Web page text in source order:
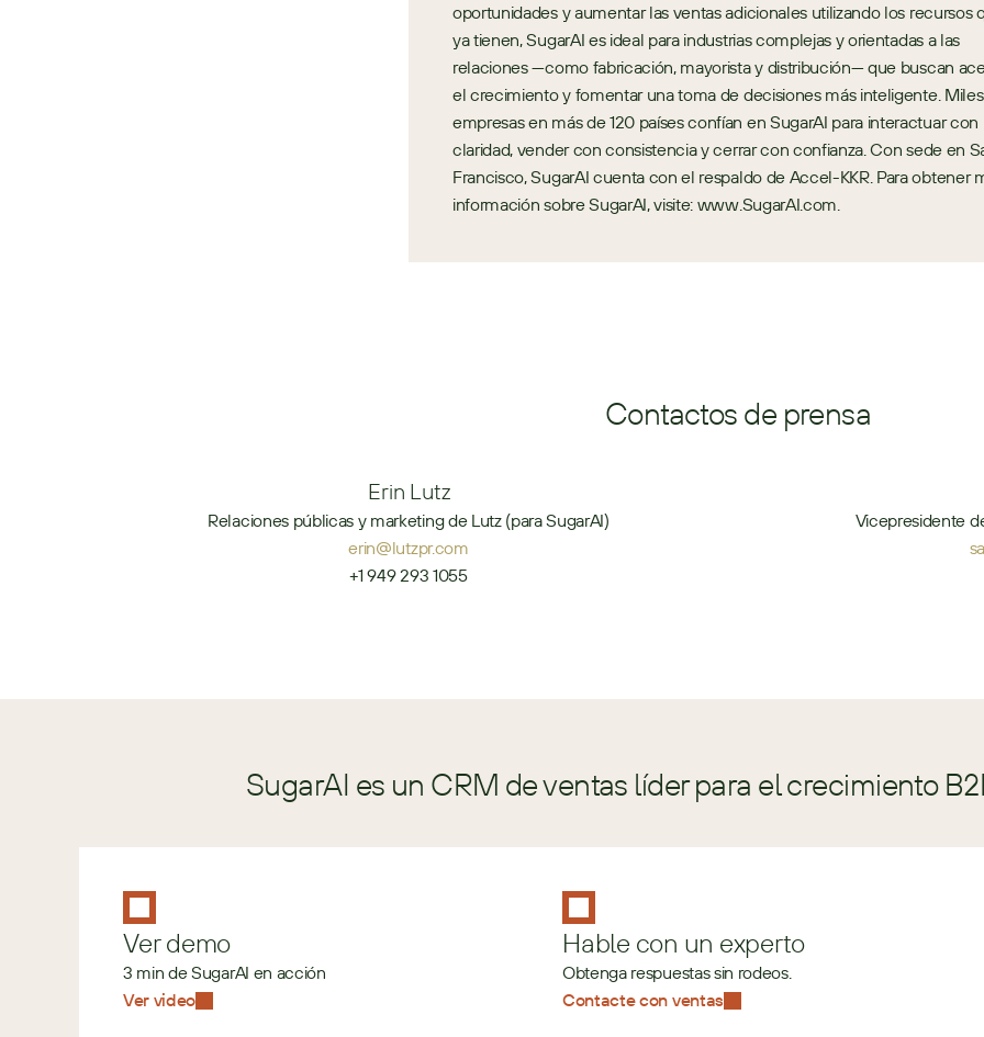
oportunidades y aumentar las ventas adicionales utilizando los recursos
ya tienen, SugarAI es ideal para industrias complejas y orientadas a las
relaciones —como fabricación, mayorista y distribución— que buscan
el crecimiento y fomentar una toma de decisiones más inteligente.
empresas en más de 120 países confían en SugarAI para interactuar con
claridad, vender con consistencia y cerrar con confianza. Con sede en
Francisco, SugarAI cuenta con el respaldo de Accel-KKR. Para obtener
información sobre SugarAI, visite: www.SugarAI.com.
Contactos de prensa
Erin Lutz
Relaciones públicas y marketing de Lutz (para SugarAI)
erin@lutzpr.com
+1 949 293 1055
Vicepresidente
SugarAI es un CRM de ventas líder para el crecimiento
Ver demo
3 min de SugarAI en acción
Ver video
Hable con un experto
Obtenga respuestas sin rodeos.
Contacte con ventas